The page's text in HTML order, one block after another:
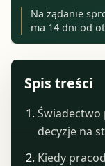
Na żądanie
ma 14 dni od
Spis treści
Świadectwo
decyzje na
Kiedy